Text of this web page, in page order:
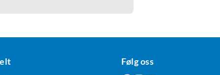
Følg oss